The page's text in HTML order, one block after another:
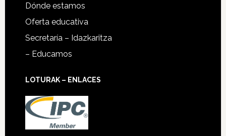
Dónde estamos
Oferta educativa
Secretaría – Idazkaritza
– Educamos
LOTURAK – ENLACES